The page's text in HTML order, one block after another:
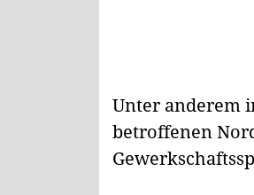
Unter anderem
betroffenen